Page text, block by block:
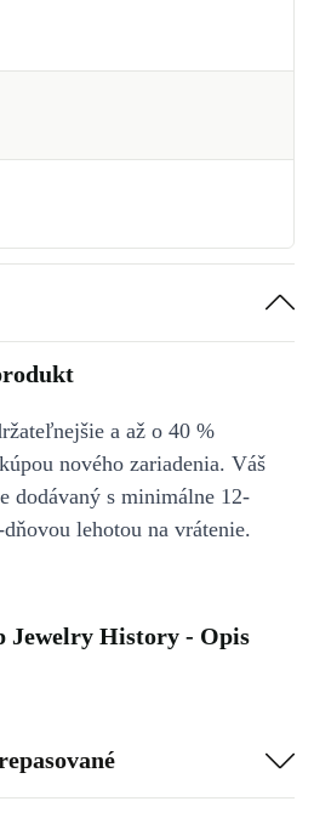
a až o 40 %
nového zariadenia. Váš
dodávaný s minimálne 12-
lehotou na vrátenie.
Jewelry History - Opis